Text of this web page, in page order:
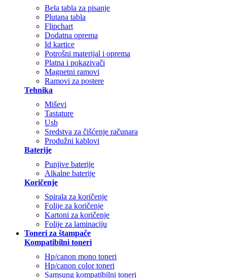
Bela tabla za pisanje
Plutana tabla
Flipchart
Dodatna oprema
Id kartice
Potrošni materijal i oprema
Platna i pokazivači
Magnetni ramovi
Ramovi za postere
Tehnika
Miševi
Tastature
Usb
Sredstva za čišćenje računara
Produžni kablovi
Baterije
Punjive baterije
Alkalne baterije
Koričenje
Spirala za koričenje
Folije za koričenje
Kartoni za koričenje
Folije za laminaciju
Toneri za štampače
Kompatibilni toneri
Hp/canon mono toneri
Hp/canon color toneri
Samsung kompatibilni toneri